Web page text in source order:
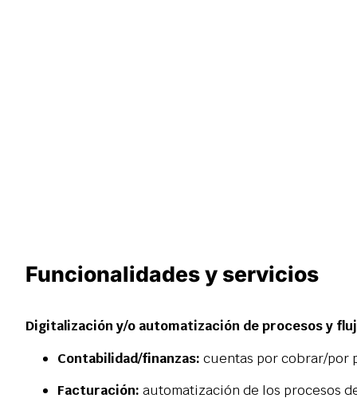
Funcionalidades y servicios
Digitalización y/o automatización de procesos y
Contabilidad/finanzas:cuentas por cobrar/por
Facturación:automatización de los procesos